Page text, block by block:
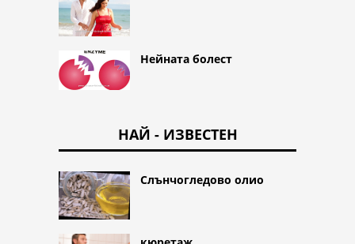
Нейната болест
НАЙ - ИЗВЕСТЕН
Слънчогледово олио